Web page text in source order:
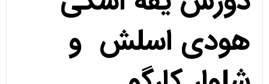
هودی اسلش و